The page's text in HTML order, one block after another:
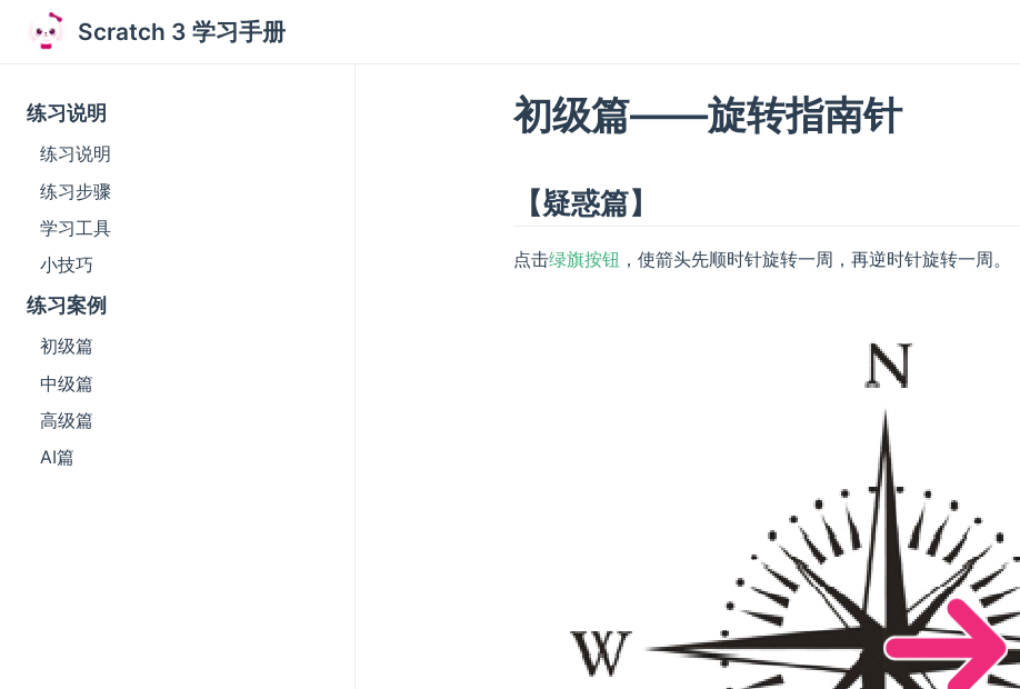
Scratch 3 学习手册
练习说明
练习说明
练习步骤
学习工具
小技巧
练习案例
初级篇
中级篇
高级篇
AI篇
初级篇——旋转指南针
【疑惑篇】
点击绿旗按钮 ，使箭头先顺时针旋转一周，再逆时针旋转一周。